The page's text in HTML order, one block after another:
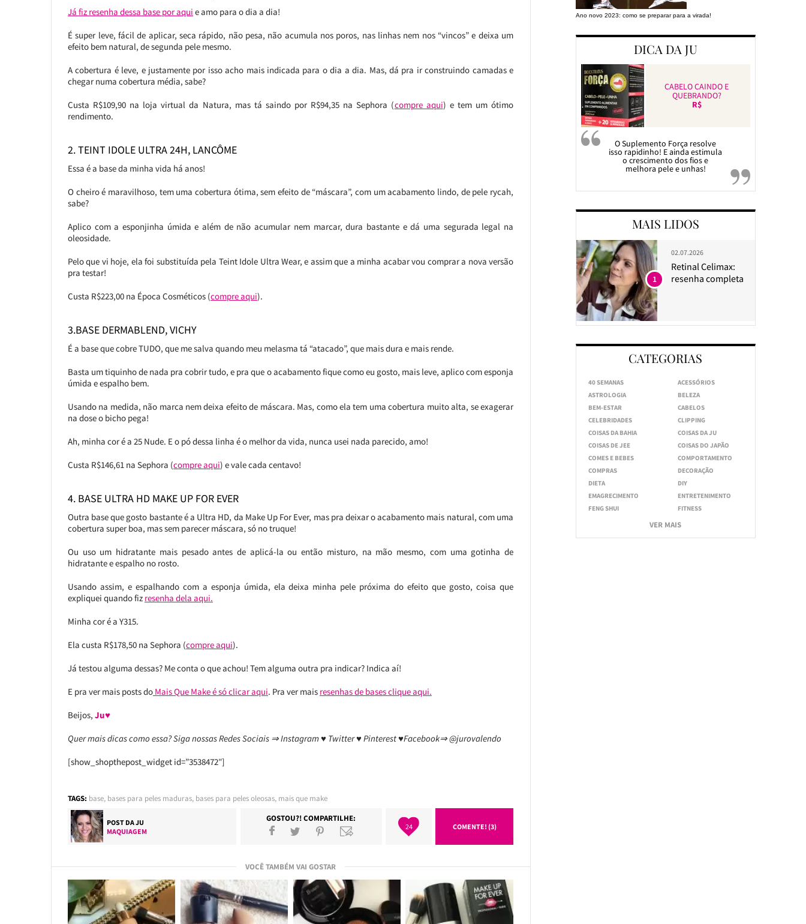
Já fiz resenha dessa base por aqui e amo para o dia a dia!
É super leve, fácil de aplicar, seca rápido, não pesa, não acumula nos poros, nas linhas nem nos “vincos” e deixa um
efeito bem natural, de segunda pele mesmo.
A cobertura é leve, e justamente por isso acho mais indicada para o dia a dia. Mas, dá pra ir construindo camadas e
chegar numa cobertura média, sabe?
Custa R$109,90 na loja virtual da Natura, mas tá saindo por R$94,35 na Sephora (compre aqui) e tem um ótimo
rendimento.
2. TEINT IDOLE ULTRA 24H, LANCÔME
Essa é a base da minha vida há anos!
O cheiro é maravilhoso, tem uma cobertura ótima, sem efeito de “máscara”, com um acabamento lindo, de pele rycah,
sabe?
Aplico com a esponjinha úmida e além de não acumular nem marcar, dura bastante e dá uma segurada legal na
oleosidade.
Pelo que vi hoje, ela foi substituída pela Teint Idole Ultra Wear, e assim que a minha acabar vou comprar a nova versão
pra testar!
Custa R$223,00 na Época Cosméticos (compre aqui).
3.BASE DERMABLEND, VICHY
É a base que cobre TUDO, que me salva quando meu melasma tá “atacado”, que mais dura e mais rende.
Basta um tiquinho de nada pra cobrir tudo, e pra que o acabamento fique como eu gosto, mais leve, aplico com esponja
úmida e espalho bem.
Usando na medida, não marca nem deixa efeito de máscara. Mas, como ela tem uma cobertura muito alta, se exagerar
na dose o bicho pega!
Ah, minha cor é a 25 Nude. E o pó dessa linha é o melhor da vida, nunca usei nada parecido, amo!
Custa R$146,61 na Sephora (compre aqui) e vale cada centavo!
4. BASE ULTRA HD MAKE UP FOR EVER
Outra base que gosto bastante é a Ultra HD, da Make Up For Ever, mas pra deixar o acabamento mais natural, com uma
cobertura super boa, mas sem parecer máscara, só no truque!
Ou uso um hidratante mais pesado antes de aplicá-la ou então misturo, na mão mesmo, com uma gotinha de
hidratante e espalho no rosto.
Usando assim, e espalhando com a esponja úmida, ela deixa minha pele próxima do efeito que gosto, coisa que
expliquei quando fiz resenha dela aqui.
Minha cor é a Y315.
Ela custa R$178,50 na Sephora (compre aqui).
Já testou alguma dessas? Me conta o que achou! Tem alguma outra pra indicar? Indica aí!
E pra ver mais posts doMais Que Make é só clicar aqui. Pra ver mais resenhas de bases clique aqui.
Beijos, Ju♥
Quer mais dicas como essa? Siga nossas Redes Sociais ⇒ Instagram ♥ Twitter ♥ Pinterest ♥Facebook⇒ @jurovalendo
[show_shopthepost_widget id=”3538472″]
TAGS: base, bases para peles maduras, bases para peles oleosas, mais que make
POST DAJU
MAQUIAGEM
GOSTOU?! COMPARTILHE:
24 COMENTE! (3)
VOCÊ TAMBÉM VAI GOSTAR
Ano novo 2023: como se preparar para a virada!
DICA DA JU
CABELO CAINDO E
QUEBRANDO?
R$
O Suplemento Força resolve
isso rapidinho! E ainda estimula
o crescimento dos fios e
melhora pele e unhas!
MAIS LIDOS
02.07.2026
Retinal Celimax:
resenha completa
1
CATEGORIAS
40 SEMANAS
ACESSÓRIOS
ASTROLOGIA
BELEZA
BEM-ESTAR
CABELOS
CELEBRIDADES
CLIPPING
COISAS DA BAHIA
COISAS DA JU
COISAS DE JEE
COISAS DO JAPÃO
COMES E BEBES
COMPORTAMENTO
COMPRAS
DECORAÇÃO
DIETA
DIY
EMAGRECIMENTO
ENTRETENIMENTO
FENG SHUI
FITNESS
VER MAIS